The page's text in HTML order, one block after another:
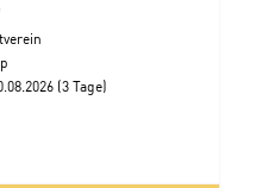
(3 Tage)